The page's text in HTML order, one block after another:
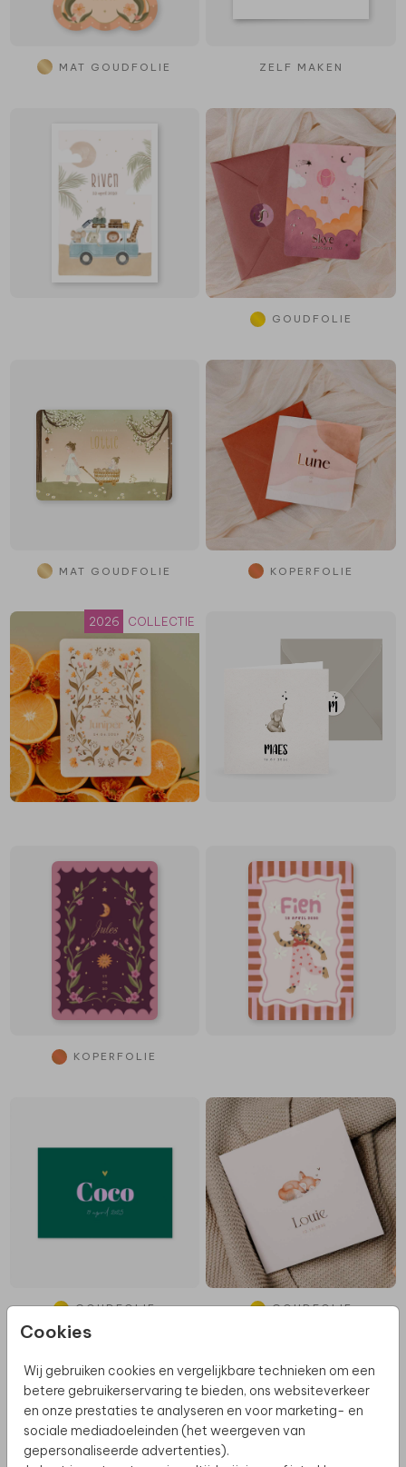
Cookies
Wij gebruiken cookies en vergelijkbare technieken om een
betere gebruikerservaring te bieden, ons websiteverkeer
en onze prestaties te analyseren en voor marketing- en
sociale mediadoeleinden (het weergeven van
gepersonaliseerde advertenties).
MAT GOUDFOLIE ZELF MAKEN
GOUDFOLIE
MAT GOUDFOLIE KOPERFOLIE
2026 COLLECTIE
KOPERFOLIE
GOUDFOLIE GOUDFOLIE